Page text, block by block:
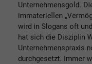
Unternehmensgold.
immateriellen
wird in Slogans oft
hat sich die Disziplin
Unternehmenspraxis
durchgesetzt. Immer